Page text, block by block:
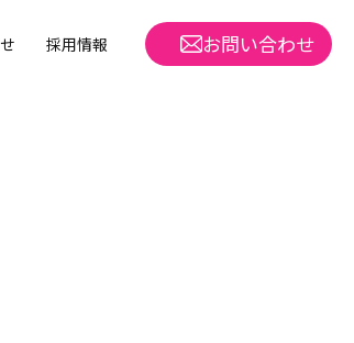
採用情報 お問い合わせ